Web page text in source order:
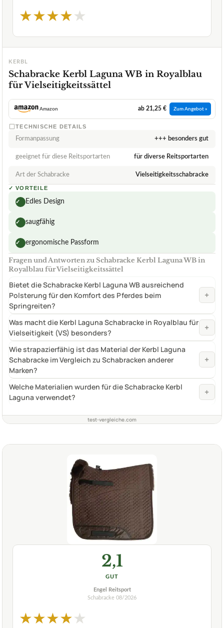
★★★★★
KERBL
Schabracke Kerbl Laguna WB in Royalblau
für Vielseitigkeitssättel
Amazon ab 21,25 € Zum Angebot »
TECHNISCHE DETAILS
Formanpassung +++ besonders gut
geeignet für diese Reitsportarten für diverse Reitsportarten
Art der Schabracke Vielseitigkeitsschabracke
✓ VORTEILE
✓ Edles Design
✓ saugfähig
✓ ergonomische Passform
Fragen und Antworten zu Schabracke Kerbl Laguna WB in
Royalblau für Vielseitigkeitssättel
Bietet die Schabracke Kerbl Laguna WB ausreichend
Polsterung für den Komfort des Pferdes beim
Springreiten?
+
Was macht die Kerbl Laguna Schabracke in Royalblau für
Vielseitigkeit (VS) besonders?
+
Wie strapazierfähig ist das Material der Kerbl Laguna
Schabracke im Vergleich zu Schabracken anderer
Marken?
+
Welche Materialien wurden für die Schabracke Kerbl
Laguna verwendet?
+
test-vergleiche.com
2,1
GUT
Engel Reitsport
Schabracke 08/2026
★★★★★